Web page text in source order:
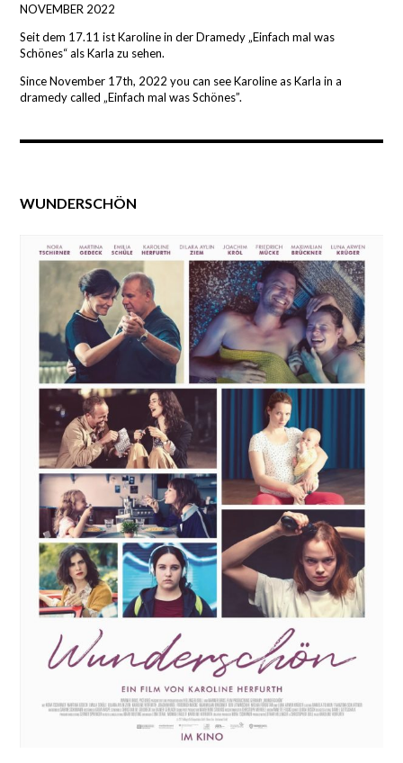
NOVEMBER 2022
Seit dem 17.11 ist Karoline in der Dramedy „Einfach mal was
Schönes“ als Karla zu sehen.
Since November 17th, 2022 you can see Karoline as Karla in a
dramedy called „Einfach mal was Schönes”.
WUNDERSCHÖN